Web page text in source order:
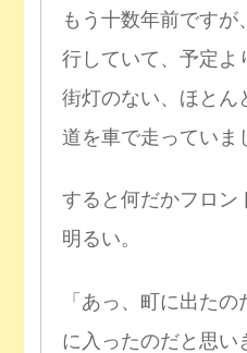
もう十数年前ですが
行していて、予定よ
街灯のない、ほとん
道を車で走っていま
すると何だかフロン
明るい。
「あっ、町に出た
に入ったのだと思い